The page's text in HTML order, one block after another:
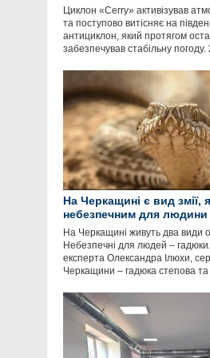
Циклон «Cerry» активізував
та поступово витісняє на
антициклон, який протягом
забезпечував стабільну погоду.
На Черкащині є вид змії,
небезпечним для людини
На Черкащині живуть два види
Небезпечні для людей –
експерта Олександра Ілюхи,
Черкащини – гадюка степова та